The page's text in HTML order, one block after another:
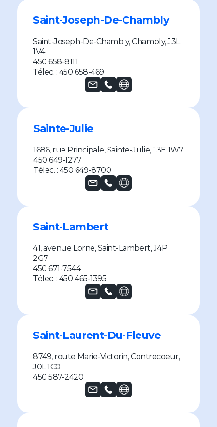
Saint-Joseph-De-Chambly
Saint-Joseph-De-Chambly, Chambly, J3L
1V4
450 658-8111
Télec. : 450 658-469
Sainte-Julie
1686, rue Principale, Sainte-Julie, J3E 1W7
450 649-1277
Télec. : 450 649-8700
Saint-Lambert
41, avenue Lorne, Saint-Lambert, J4P
2G7
450 671-7544
Télec. : 450 465-1395
Saint-Laurent-Du-Fleuve
8749, route Marie-Victorin, Contrecoeur,
J0L 1C0
450 587-2420